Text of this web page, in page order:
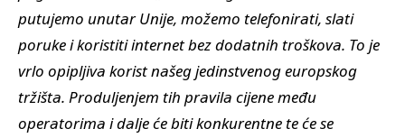
putujemo unutar Unije, možemo telefonirati, slati
poruke i koristiti internet bez dodatnih troškova. To je
vrlo opipljiva korist našeg jedinstvenog europskog
tržišta. Produljenjem tih pravila cijene među
operatorima i dalje će biti konkurentne te će se